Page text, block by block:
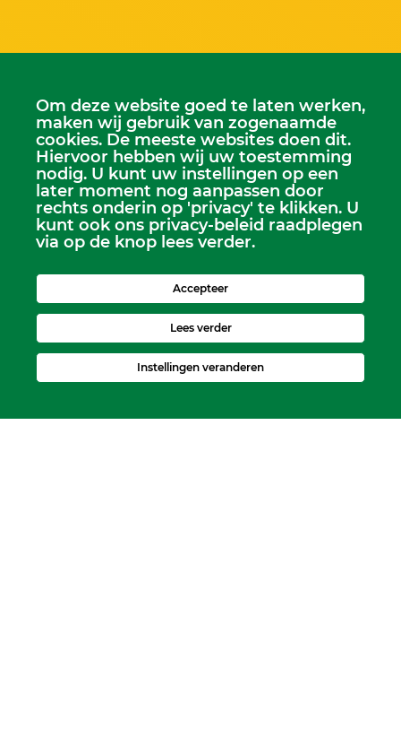
Scriba
Dhr. Leen Kruithof
Om deze website goed te laten werken,
maken wij gebruik van zogenaamde
cookies. De meeste websites doen dit.
Hiervoor hebben wij uw toestemming
nodig. U kunt uw instellingen op een
later moment nog aanpassen door
rechts onderin op 'privacy' te klikken. U
kunt ook ons privacy-beleid raadplegen
via op de knop lees verder.
Accepteer
Lees verder
Instellingen veranderen